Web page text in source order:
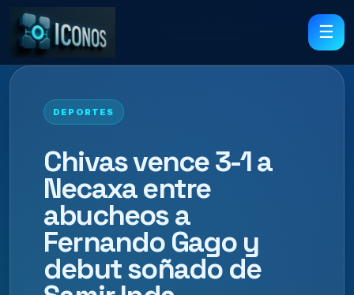
☰
DEPORTES
Chivas vence 3-1 a
Necaxa entre
abucheos a
Fernando Gago y
debut soñado de